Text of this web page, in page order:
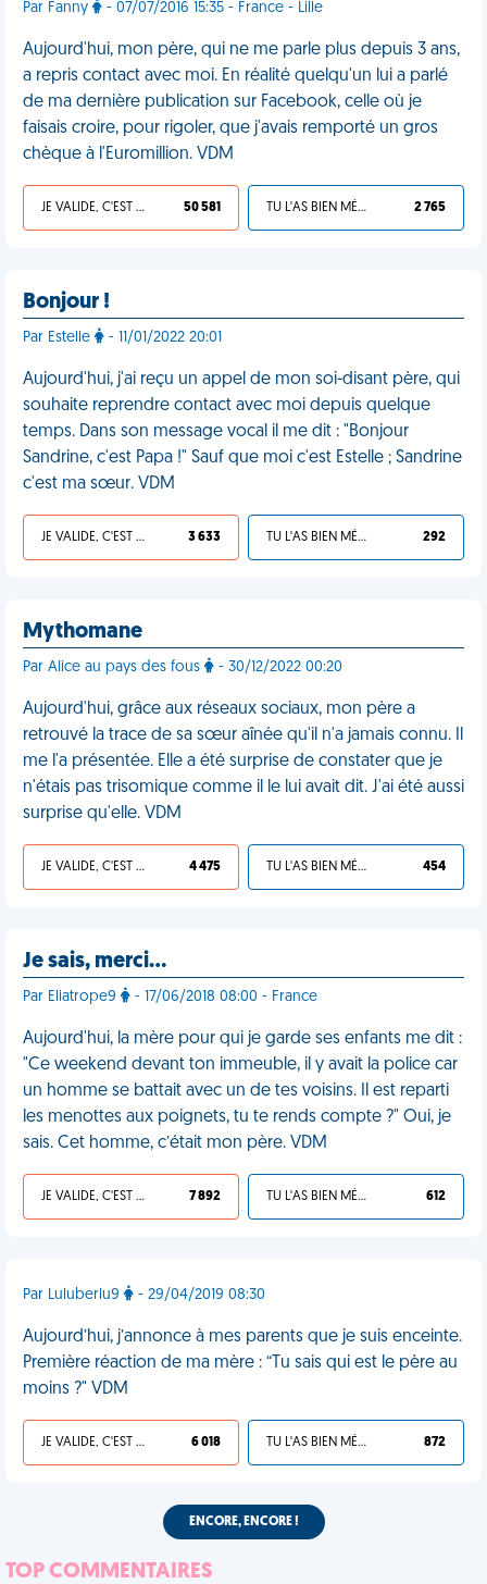
Par Fanny - 07/07/2016 15:35 - France - Lille
Aujourd'hui, mon père, qui ne me parle plus depuis 3 ans,
a repris contact avec moi. En réalité quelqu'un lui a parlé
de ma dernière publication sur Facebook, celle où je
faisais croire, pour rigoler, que j'avais remporté un gros
chèque à l'Euromillion. VDM
JE VALIDE, C'EST UNE VDM 50 581 TU L'AS BIEN MÉRITÉ 2 765
Bonjour !
Par Estelle - 11/01/2022 20:01
Aujourd'hui, j'ai reçu un appel de mon soi-disant père, qui
souhaite reprendre contact avec moi depuis quelque
temps. Dans son message vocal il me dit : "Bonjour
Sandrine, c'est Papa !" Sauf que moi c'est Estelle ; Sandrine
c'est ma sœur. VDM
JE VALIDE, C'EST UNE VDM 3 633 TU L'AS BIEN MÉRITÉ 292
Mythomane
Par Alice au pays des fous - 30/12/2022 00:20
Aujourd'hui, grâce aux réseaux sociaux, mon père a
retrouvé la trace de sa sœur aînée qu'il n'a jamais connu. Il
me l'a présentée. Elle a été surprise de constater que je
n'étais pas trisomique comme il le lui avait dit. J'ai été aussi
surprise qu'elle. VDM
JE VALIDE, C'EST UNE VDM 4 475 TU L'AS BIEN MÉRITÉ 454
Je sais, merci…
Par Eliatrope9 - 17/06/2018 08:00 - France
Aujourd'hui, la mère pour qui je garde ses enfants me dit :
"Ce weekend devant ton immeuble, il y avait la police car
un homme se battait avec un de tes voisins. Il est reparti
les menottes aux poignets, tu te rends compte ?" Oui, je
sais. Cet homme, c’était mon père. VDM
JE VALIDE, C'EST UNE VDM 7 892 TU L'AS BIEN MÉRITÉ 612
Par Luluberlu9 - 29/04/2019 08:30
Aujourd’hui, j’annonce à mes parents que je suis enceinte.
Première réaction de ma mère : “Tu sais qui est le père au
moins ?" VDM
JE VALIDE, C'EST UNE VDM 6 018 TU L'AS BIEN MÉRITÉ 872
ENCORE, ENCORE !
TOP COMMENTAIRES